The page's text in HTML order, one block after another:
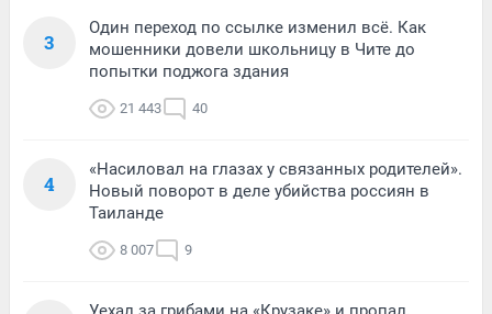
3
Один переход по ссылке изменил всё. Как
мошенники довели школьницу в Чите до
попытки поджога здания
21 443 40
4
«Насиловал на глазах у связанных родителей».
Новый поворот в деле убийства россиян в
Таиланде
8 007 9